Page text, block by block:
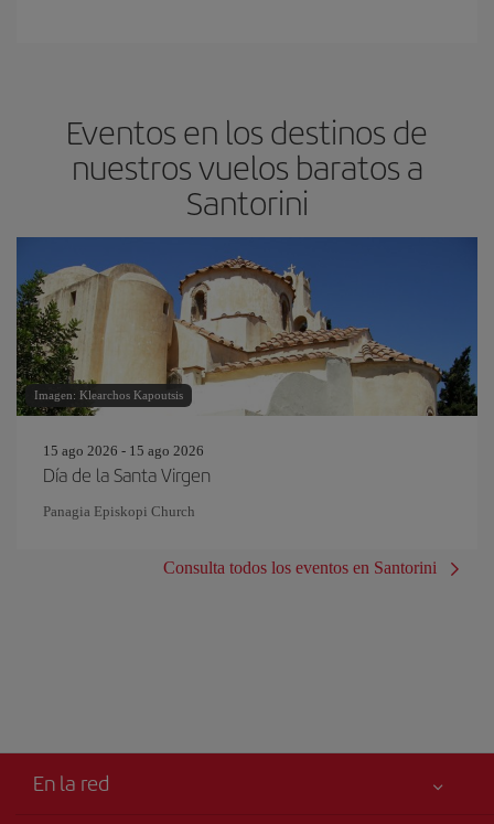
Eventos en los destinos de
nuestros vuelos baratos a
Santorini
Imagen: Klearchos Kapoutsis
15 ago 2026 - 15 ago 2026
Día de la Santa Virgen
Panagia Episkopi Church
Consulta todos los eventos en Santorini
En la red